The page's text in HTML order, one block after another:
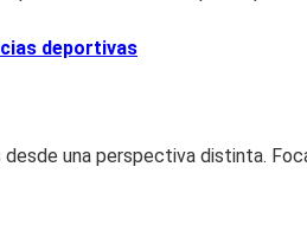
deportivas
una perspectiva distinta.